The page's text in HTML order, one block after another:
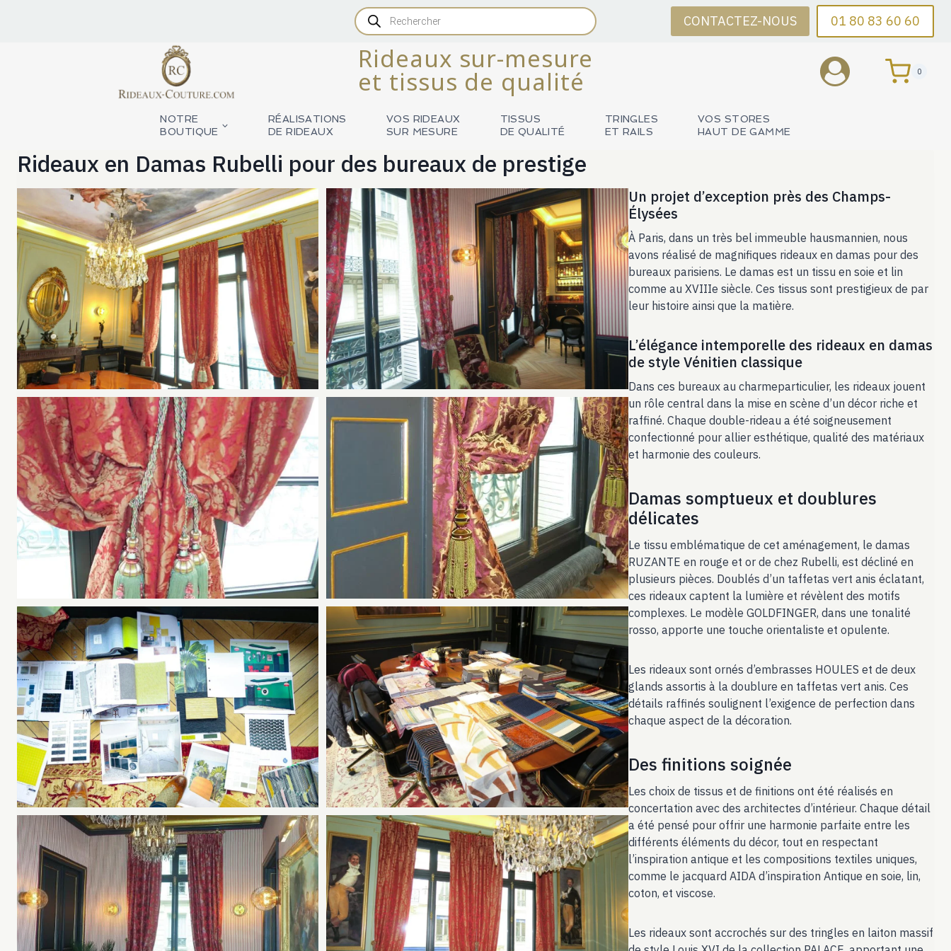
Recherche
de
produits
CONTACTEZ-NOUS 01 80 83 60 60
Rideaux sur-mesure
et tissus de qualité
0
NOTRE
BOUTIQUE
RÉALISATIONS
DE RIDEAUX
VOS RIDEAUX
SUR MESURE
TISSUS
DE QUALITÉ
TRINGLES
ET RAILS
VOS STORES
HAUT DE GAMME
Rideaux en Damas Rubelli pour des bureaux de prestige
Un projet d’exception près des Champs-
Élysées
À Paris, dans un très bel immeuble hausmannien, nous
avons réalisé de magnifiques rideaux en damas pour des
bureaux parisiens. Le damas est un tissu en soie et lin
comme au XVIIIe siècle. Ces tissus sont prestigieux de par
leur histoire ainsi que la matière.
L’élégance intemporelle des rideaux en damas
de style Vénitien classique
Dans ces bureaux au charmeparticulier, les rideaux jouent
un rôle central dans la mise en scène d’un décor riche et
raffiné. Chaque double-rideau a été soigneusement
confectionné pour allier esthétique, qualité des matériaux
et harmonie des couleurs.
Damas somptueux et doublures
délicates
Le tissu emblématique de cet aménagement, le damas
RUZANTE en rouge et or de chez Rubelli, est décliné en
plusieurs pièces. Doublés d’un taffetas vert anis éclatant,
ces rideaux captent la lumière et révèlent des motifs
complexes. Le modèle GOLDFINGER, dans une tonalité
rosso, apporte une touche orientaliste et opulente.
Les rideaux sont ornés d’embrasses HOULES et de deux
glands assortis à la doublure en taffetas vert anis. Ces
détails raffinés soulignent l’exigence de perfection dans
chaque aspect de la décoration.
Des finitions soignée
Les choix de tissus et de finitions ont été réalisés en
concertation avec des architectes d’intérieur. Chaque détail
a été pensé pour offrir une harmonie parfaite entre les
différents éléments du décor, tout en respectant
l’inspiration antique et les compositions textiles uniques,
comme le jacquard AIDA d’inspiration Antique en soie, lin,
coton, et viscose.
Les rideaux sont accrochés sur des tringles en laiton massif